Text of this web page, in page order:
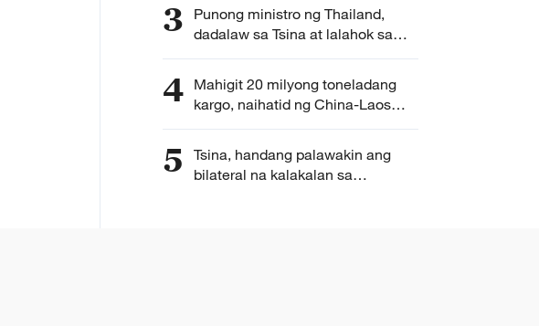
3
Punong ministro ng Thailand,
dadalaw sa Tsina at lalahok sa
2026 World AI Conference
4 Mahigit 20 milyong toneladang
kargo, naihatid ng China-Laos
Railway
5
Tsina, handang palawakin ang
bilateral na kalakalan sa